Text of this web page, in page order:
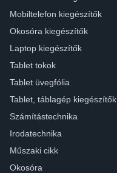
Mobiltelefon kiegészítők
Okosóra kiegészítők
Laptop kiegészítők
Tablet tokok
Tablet üvegfólia
Tablet, táblagép kiegészítők
Számítástechnika
Irodatechnika
Műszaki cikk
Okosóra